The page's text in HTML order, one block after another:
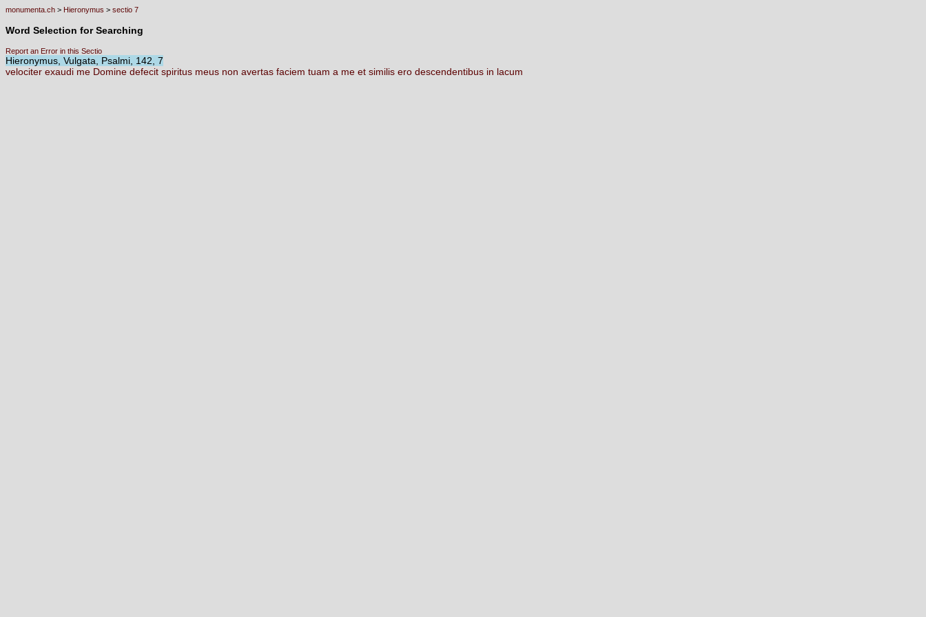
monumenta.ch > Hieronymus > sectio 7
Word Selection for Searching
Report an Error in this Sectio
Hieronymus, Vulgata, Psalmi, 142, 7
velociter exaudi me Domine defecit spiritus meus non avertas faciem tuam a me et similis ero descendentibus in lacum